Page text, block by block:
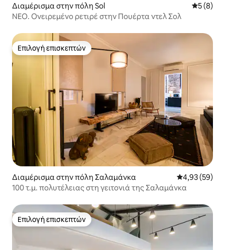
Διαμέρισμα στην πόλη Sol Μέση
5 (8)
ΝΕΟ. Ονειρεμένο ρετιρέ στην Πουέρτα ντελ Σολ
Επιλογή επισκεπτών
Επιλογή επισκεπτών
Διαμέρισμα στην πόλη Σαλαμάνκα Μέση
4,93 (59)
100 τ.μ. πολυτέλειας στη γειτονιά της Σαλαμάνκα
Επιλογή επισκεπτών
Επιλογή επισκεπτών